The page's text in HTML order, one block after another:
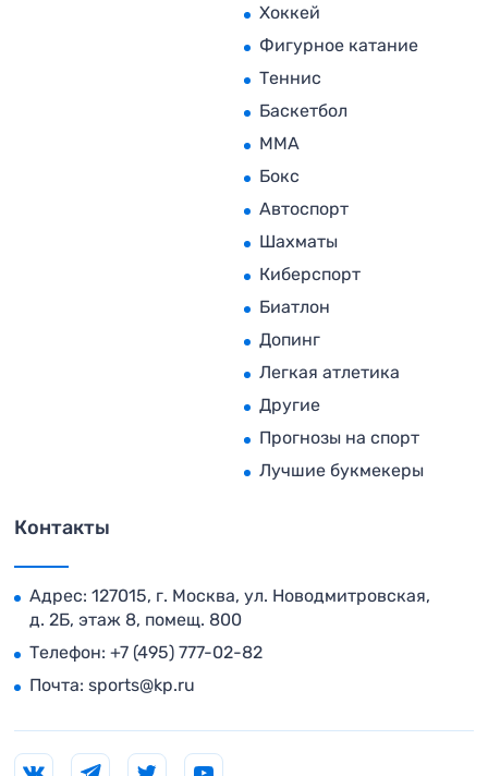
Хоккей
Фигурное катание
Теннис
Баскетбол
MMA
Бокс
Автоспорт
Шахматы
Киберспорт
Биатлон
Допинг
Легкая атлетика
Другие
Прогнозы на спорт
Лучшие букмекеры
Контакты
Адрес: 127015, г. Москва, ул. Новодмитровская,
д. 2Б, этаж 8, помещ. 800
Телефон: +7 (495) 777-02-82
Почта: sports@kp.ru